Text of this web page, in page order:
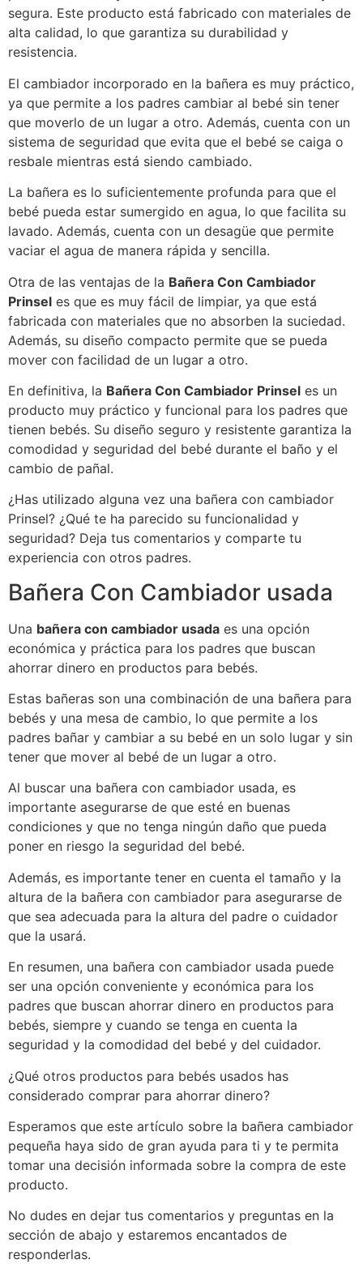
segura. Este producto está fabricado con materiales de
alta calidad, lo que garantiza su durabilidad y
resistencia.
El cambiador incorporado en la bañera es muy práctico,
ya que permite a los padres cambiar al bebé sin tener
que moverlo de un lugar a otro. Además, cuenta con un
sistema de seguridad que evita que el bebé se caiga o
resbale mientras está siendo cambiado.
La bañera es lo suficientemente profunda para que el
bebé pueda estar sumergido en agua, lo que facilita su
lavado. Además, cuenta con un desagüe que permite
vaciar el agua de manera rápida y sencilla.
Otra de las ventajas de la Bañera Con Cambiador
Prinsel es que es muy fácil de limpiar, ya que está
fabricada con materiales que no absorben la suciedad.
Además, su diseño compacto permite que se pueda
mover con facilidad de un lugar a otro.
En definitiva, la Bañera Con Cambiador Prinsel es un
producto muy práctico y funcional para los padres que
tienen bebés. Su diseño seguro y resistente garantiza la
comodidad y seguridad del bebé durante el baño y el
cambio de pañal.
¿Has utilizado alguna vez una bañera con cambiador
Prinsel? ¿Qué te ha parecido su funcionalidad y
seguridad? Deja tus comentarios y comparte tu
experiencia con otros padres.
Bañera Con Cambiador usada
Una bañera con cambiador usada es una opción
económica y práctica para los padres que buscan
ahorrar dinero en productos para bebés.
Estas bañeras son una combinación de una bañera para
bebés y una mesa de cambio, lo que permite a los
padres bañar y cambiar a su bebé en un solo lugar y sin
tener que mover al bebé de un lugar a otro.
Al buscar una bañera con cambiador usada, es
importante asegurarse de que esté en buenas
condiciones y que no tenga ningún daño que pueda
poner en riesgo la seguridad del bebé.
Además, es importante tener en cuenta el tamaño y la
altura de la bañera con cambiador para asegurarse de
que sea adecuada para la altura del padre o cuidador
que la usará.
En resumen, una bañera con cambiador usada puede
ser una opción conveniente y económica para los
padres que buscan ahorrar dinero en productos para
bebés, siempre y cuando se tenga en cuenta la
seguridad y la comodidad del bebé y del cuidador.
¿Qué otros productos para bebés usados has
considerado comprar para ahorrar dinero?
Esperamos que este artículo sobre la bañera cambiador
pequeña haya sido de gran ayuda para ti y te permita
tomar una decisión informada sobre la compra de este
producto.
No dudes en dejar tus comentarios y preguntas en la
sección de abajo y estaremos encantados de
responderlas.